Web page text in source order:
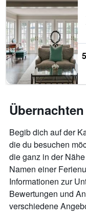
Begib dich auf der
die du besuchen
die ganz in der
Namen einer
Informationen zur
Bewertungen und
verschiedene